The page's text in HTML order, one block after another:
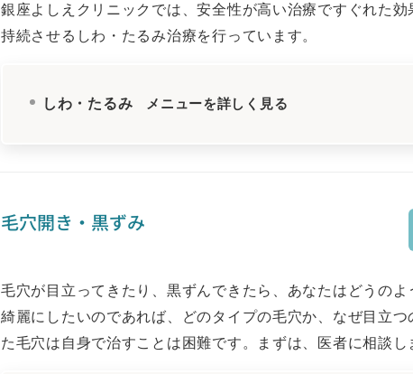
銀座よしえクリニックでは、安全性が高い治療ですぐれた
持続させるしわ・たるみ治療を行っています。
しわ・たるみ メニューを詳しく見る
毛穴開き・黒ずみ
毛穴が目立ってきたり、黒ずんできたら、あなたはどうの
綺麗にしたいのであれば、どのタイプの毛穴か、なぜ目立
た毛穴は自身で治すことは困難です。まずは、医者に相談し